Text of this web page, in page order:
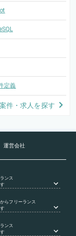
定義
件・求人を探す
運営会社
ンス
からフリーランス
ンス